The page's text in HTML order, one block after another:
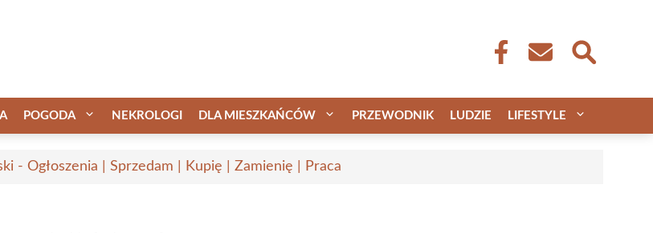
POGODA NEKROLOGI DLA MIESZKAŃCÓW PRZEWODNIK LUDZIE LIFESTYLE
- Ogłoszenia | Sprzedam | Kupię | Zamienię | Praca